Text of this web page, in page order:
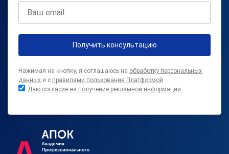
Получить консультацию
Нажимая на кнопку, я соглашаюсь на обработку персональных
данных и с правилами пользования Платформой
Даю согласие на получение рекламной информации